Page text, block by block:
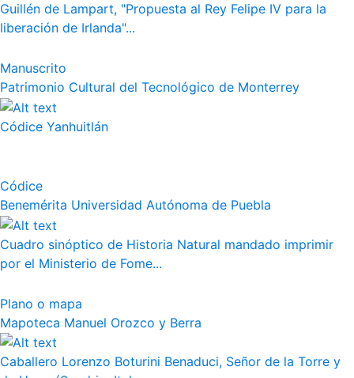
Guillén de Lampart, "Propuesta al Rey Felipe IV para la
liberación de Irlanda"...
Manuscrito
Patrimonio Cultural del Tecnológico de Monterrey
Códice Yanhuitlán
Códice
Benemérita Universidad Autónoma de Puebla
Cuadro sinóptico de Historia Natural mandado imprimir
por el Ministerio de Fome...
Plano o mapa
Mapoteca Manuel Orozco y Berra
Caballero Lorenzo Boturini Benaduci, Señor de la Torre y